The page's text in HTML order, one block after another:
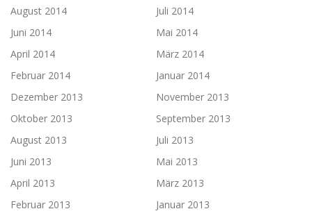
August 2014
Juli 2014
Juni 2014
Mai 2014
April 2014
März 2014
Februar 2014
Januar 2014
Dezember 2013
November 2013
Oktober 2013
September 2013
August 2013
Juli 2013
Juni 2013
Mai 2013
April 2013
März 2013
Februar 2013
Januar 2013